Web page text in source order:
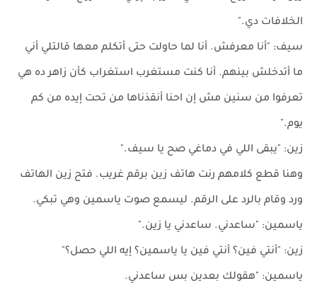
الخلافات دي."
سيف: "أنا معرفش. أنا لما حاولت حتى أتكلم معها قالتلي أني
ما أتدخلش بينهم. أنا كنت مستغرب استغراب كأن زاهر ده هي
تعرفوا من سنين مش إن احنا أنقذناها من تحت إيده من كم
يوم."
زين: "يبقى اللي في دماغي صح يا سيف."
وهنا قطع كلامهم رنت هاتف زين برقم غريب. فتح زين الهاتف
ورد وقام بالرد على الرقم. ليسمع صوت ياسمين وهي تبكي.
ياسمين: "ساعدني. ساعدني يا زين."
زين: "أنتي فين؟ أنتي فين يا ياسمين؟ إيه اللي حصل؟"
ياسمين: "هقولك بعدين بس ساعدني.